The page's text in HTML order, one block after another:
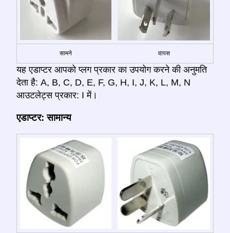
सामने वापस
यह एडाप्टर आपको प्लग प्रकार का उपयोग करने की अनुमति
देता है: A, B, C, D, E, F, G, H, I, J, K, L, M, N
आउटलेट्स प्रकार: I में।
एडाप्टर: सामान्य